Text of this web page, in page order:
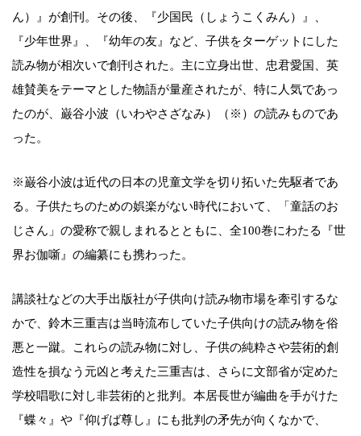
ん）』が創刊。その後、『少国民（しょうこくみん）』、
『少年世界』、『幼年の友』など、子供をターゲットにした
読み物が相次いで創刊された。主に立身出世、忠君愛国、英
雄賛美をテーマとした物語が量産されたが、特に人気であっ
たのが、巌谷小波（いわやさざなみ）（※）の読みものであ
った。
※巌谷小波は近代の日本の児童文学を切り拓いた先駆者であ
る。子供たちのための娯楽がない時代において、「童話のお
じさん」の愛称で親しまれるとともに、全100巻にわたる『世
界お伽噺』の編纂にも携わった。
講談社などの大手出版社が子供向け読み物市場を牽引するな
かで、鈴木三重吉は当時流布していた子供向けの読み物を俗
悪と一蹴。これらの読み物に対し、子供の純粋さや芸術的創
造性を損なう元凶と考えた三重吉は、さらに文部省が定めた
学校唱歌に対し非芸術的と批判。本居長世が編曲を手がけた
『蝶々』や『仰げば尊し』にも批判の矛先が向くなかで、